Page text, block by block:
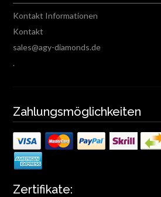
Kontakt Informationen
Kontakt
sales@agy-diamonds.de
.
Zahlungsmöglichkeiten
Zertifikate: